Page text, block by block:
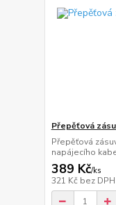
Přepěťová
Přepěťová
napájecího
389 Kč/ks
321 Kč bez DPH